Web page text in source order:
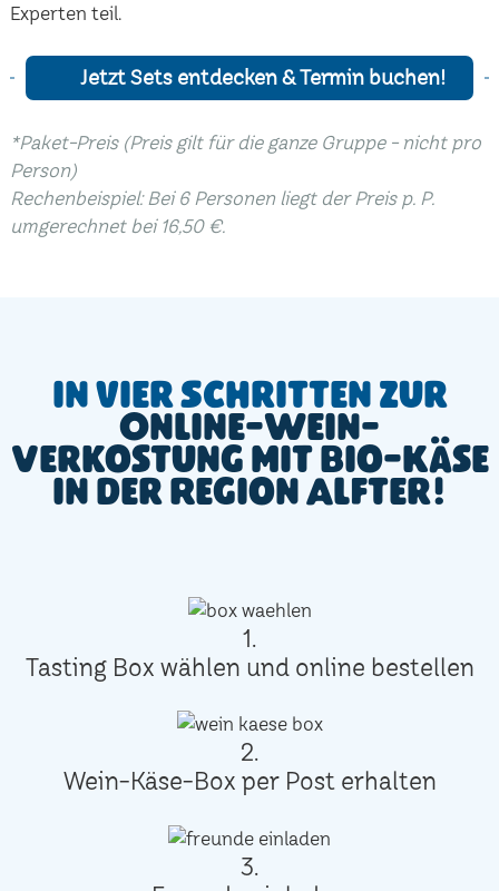
Experten teil.
Jetzt Sets entdecken & Termin buchen!
*Paket-Preis (Preis gilt für die ganze Gruppe - nicht pro
Person)
Rechenbeispiel: Bei 6 Personen liegt der Preis p. P.
umgerechnet bei 16,50 €.
In vier Schritten zur
Online-Wein-
Verkostung mit Bio-Käse
in der Region Alfter!
1.
Tasting Box wählen und online bestellen
2.
Wein-Käse-Box per Post erhalten
3.